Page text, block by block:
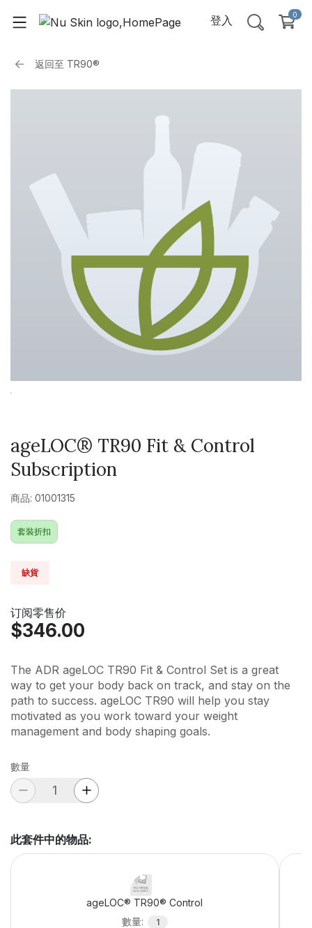
登入 0
返回至 TR90®
ageLOC® TR90 Fit & Control
Subscription
商品: 01001315
套裝折扣
缺貨
订阅零售价
$346.00
The ADR ageLOC TR90 Fit & Control Set is a great
way to get your body back on track, and stay on the
path to success. ageLOC TR90 will help you stay
motivated as you work toward your weight
management and body shaping goals.
數量
此套件中的物品:
ageLOC® TR90® Control
數量: 1